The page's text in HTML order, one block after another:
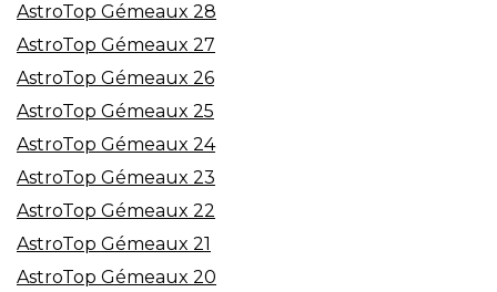
AstroTop Gémeaux 28
AstroTop Gémeaux 27
AstroTop Gémeaux 26
AstroTop Gémeaux 25
AstroTop Gémeaux 24
AstroTop Gémeaux 23
AstroTop Gémeaux 22
AstroTop Gémeaux 21
AstroTop Gémeaux 20